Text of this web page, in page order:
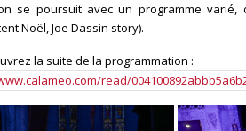
se poursuit avec un programme varié,
Noël, Joe Dassin story).
la suite de la programmation :
read/